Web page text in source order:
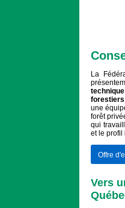
La
une
forêt
qui
et le profil
Offre
Vers